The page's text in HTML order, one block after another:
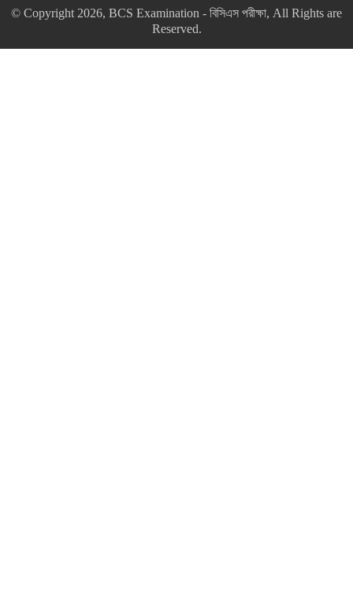
© Copyright 2026, BCS Examination - বিসিএস পরীক্ষা, All Rights are
Reserved.